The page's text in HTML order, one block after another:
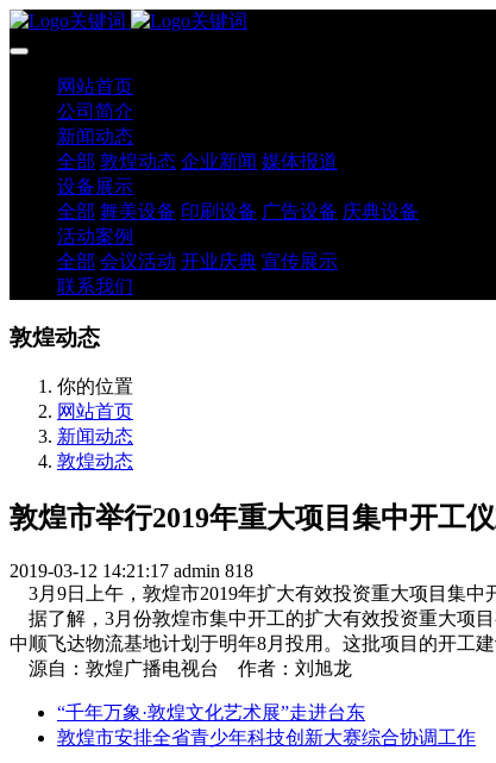
网站首页
公司简介
新闻动态
全部 敦煌动态 企业新闻 媒体报道
设备展示
全部 舞美设备 印刷设备 广告设备 庆典设备
活动案例
全部 会议活动 开业庆典 宣传展示
联系我们
敦煌动态
你的位置
网站首页
新闻动态
敦煌动态
敦煌市举行2019年重大项目集中开工
2019-03-12 14:21:17 admin 818
3月9日上午，敦煌市2019年扩大有效投资重大项目集中
据了解，3月份敦煌市集中开工的扩大有效投资重大项
中顺飞达物流基地计划于明年8月投用。这批项目的开工
源自：敦煌广播电视台 作者：刘旭龙
“千年万象·敦煌文化艺术展”走进台东
敦煌市安排全省青少年科技创新大赛综合协调工作